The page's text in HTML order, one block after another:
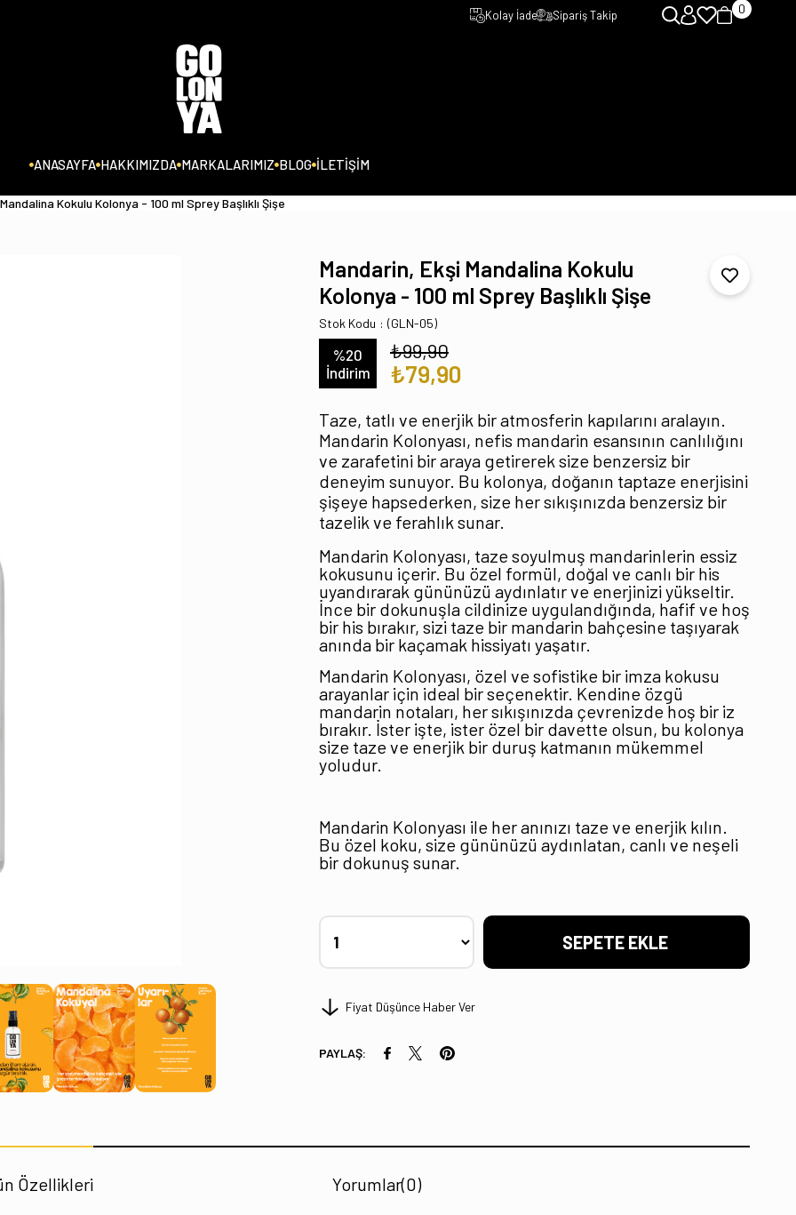
Kolay İade Sipariş Takip 0
ANASAYFA HAKKIMIZDA MARKALARIMIZ BLOG İLETİŞİM
Kokulu Kolonya - 100 ml Sprey Başlıklı Şişe
Mandarin, Ekşi Mandalina Kokulu
Kolonya - 100 ml Sprey Başlıklı Şişe
Stok Kodu (GLN-05)
%20
İndirim
₺99,90
₺79,90
Taze, tatlı ve enerjik bir atmosferin kapılarını aralayın.
Mandarin Kolonyası, nefis mandarin esansının canlılığını
ve zarafetini bir araya getirerek size benzersiz bir
deneyim sunuyor. Bu kolonya, doğanın taptaze enerjisini
şişeye hapsederken, size her sıkışınızda benzersiz bir
tazelik ve ferahlık sunar.
Mandarin Kolonyası, taze soyulmuş mandarinlerin essiz
kokusunu içerir. Bu özel formül, doğal ve canlı bir his
uyandırarak gününüzü aydınlatır ve enerjinizi yükseltir.
İnce bir dokunuşla cildinize uygulandığında, hafif ve hoş
bir his bırakır, sizi taze bir mandarin bahçesine taşıyarak
anında bir kaçamak hissiyatı yaşatır.
Mandarin Kolonyası, özel ve sofistike bir imza kokusu
arayanlar için ideal bir seçenektir. Kendine özgü
mandarin notaları, her sıkışınızda çevrenizde hoş bir iz
bırakır. İster işte, ister özel bir davette olsun, bu kolonya
size taze ve enerjik bir duruş katmanın mükemmel
yoludur.
Mandarin Kolonyası ile her anınızı taze ve enerjik kılın.
Bu özel koku, size gününüzü aydınlatan, canlı ve neşeli
bir dokunuş sunar.
Fiyat Düşünce Haber Ver
PAYLAŞ:
Özellikleri Yorumlar(0)